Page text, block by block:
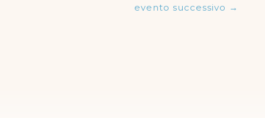
evento successivo →